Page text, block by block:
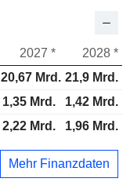
2027 *
2028 *
20,67 Mrd. 21,9 Mrd.
1,35 Mrd.
1,42 Mrd.
2,22 Mrd. 1,96 Mrd.
Mehr Finanzdaten